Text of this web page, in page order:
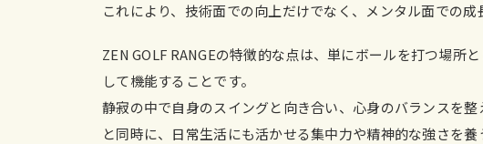
これにより、技術面での向上だけでなく、メンタル面での成
ZEN GOLF RANGEの特徴的な点は、単にボールを打つ場所
して機能することです。
静寂の中で自身のスイングと向き合い、心身のバランスを
と同時に、日常生活にも活かせる集中力や精神的な強さを養